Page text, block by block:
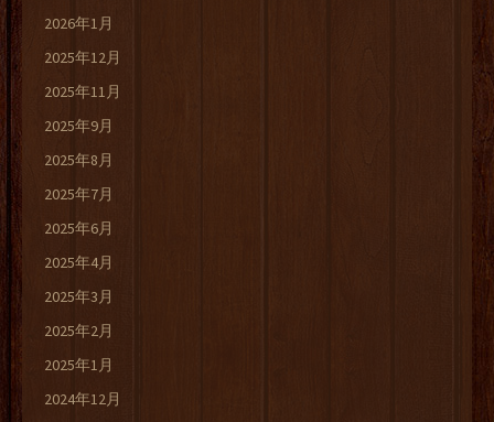
2026年1月
2025年12月
2025年11月
2025年9月
2025年8月
2025年7月
2025年6月
2025年4月
2025年3月
2025年2月
2025年1月
2024年12月